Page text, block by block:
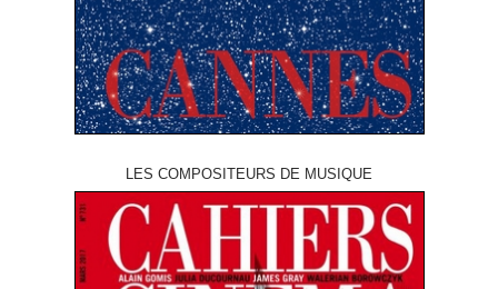
LES COMPOSITEURS DE MUSIQUE